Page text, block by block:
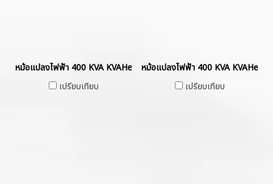
หม้อแปลงไฟฟ้า 400 KVA KVAHermetically Sealed without Gas
เปรียบเทียบ
หม้อแปลงไฟฟ้า 400 KVA
เปรียบเทียบ